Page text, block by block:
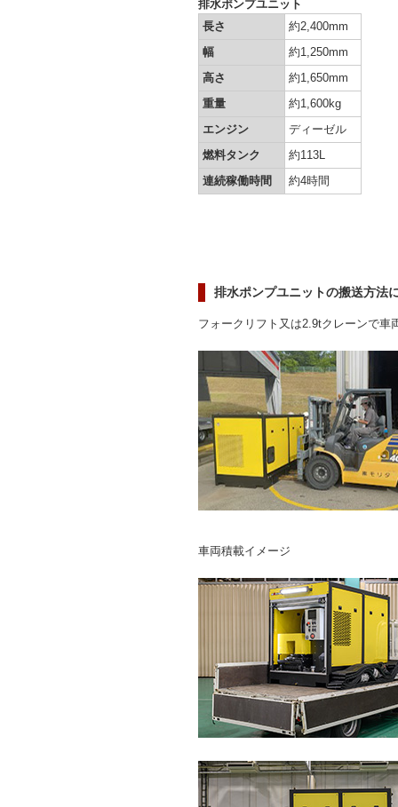
排水ポンプユニット
長さ
約2,400mm
幅
約1,250mm
高さ
約1,650mm
重量
約1,600kg
エンジン
ディーゼル
燃料タンク
約113L
連続稼働時間
約4時間
排水ポンプユニットの搬送方法
フォークリフト又は2.9tクレーンで車
車両積載イメージ